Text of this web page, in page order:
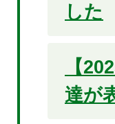
した
【
達が